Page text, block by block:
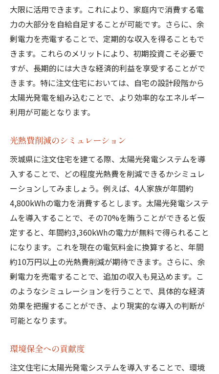
大限に活用できます。これにより、家庭内で消費する電
力の大部分を自給自足することが可能です。さらに、余
剰電力を売電することで、定期的な収入を得ることもで
きます。これらのメリットにより、初期投資こそ必要で
すが、長期的には大きな経済的利益を享受することがで
きます。特に注文住宅においては、自宅の設計段階から
太陽光発電を組み込むことで、より効率的なエネルギー
利用が可能となります。
光熱費削減のシミュレーション
茨城県に注文住宅を建てる際、太陽光発電システムを導
入することで、どの程度光熱費を削減できるかシミュレ
ーションしてみましょう。例えば、4人家族が年間約
4,800kWhの電力を消費するとします。太陽光発電システ
ムを導入することで、その70%を賄うことができると仮
定すると、年間約3,360kWhの電力が無料で得られること
になります。これを現在の電気料金に換算すると、年間
約10万円以上の光熱費削減が期待できます。さらに、余
剰電力を売電することで、追加の収入も見込めます。こ
のようなシミュレーションを行うことで、具体的な経済
効果を把握することができ、より現実的な導入の判断が
可能となります。
環境保全への貢献度
注文住宅に太陽光発電システムを導入することで、環境